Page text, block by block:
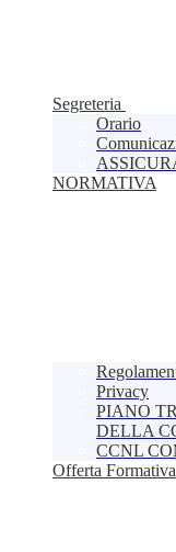
Segreteria
Orario
NORMATIVA
Privacy
PIANO
DELLA
CCNL
Offerta Formativa